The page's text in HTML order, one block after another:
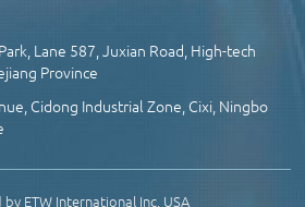
Lane 587, Juxian Road, High-tech
Province
Cidong Industrial Zone, Cixi, Ningbo
ETW International Inc. USA